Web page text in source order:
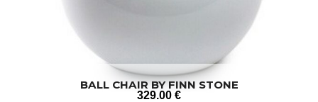
BALL CHAIR BY FINN STONE
329.00 €